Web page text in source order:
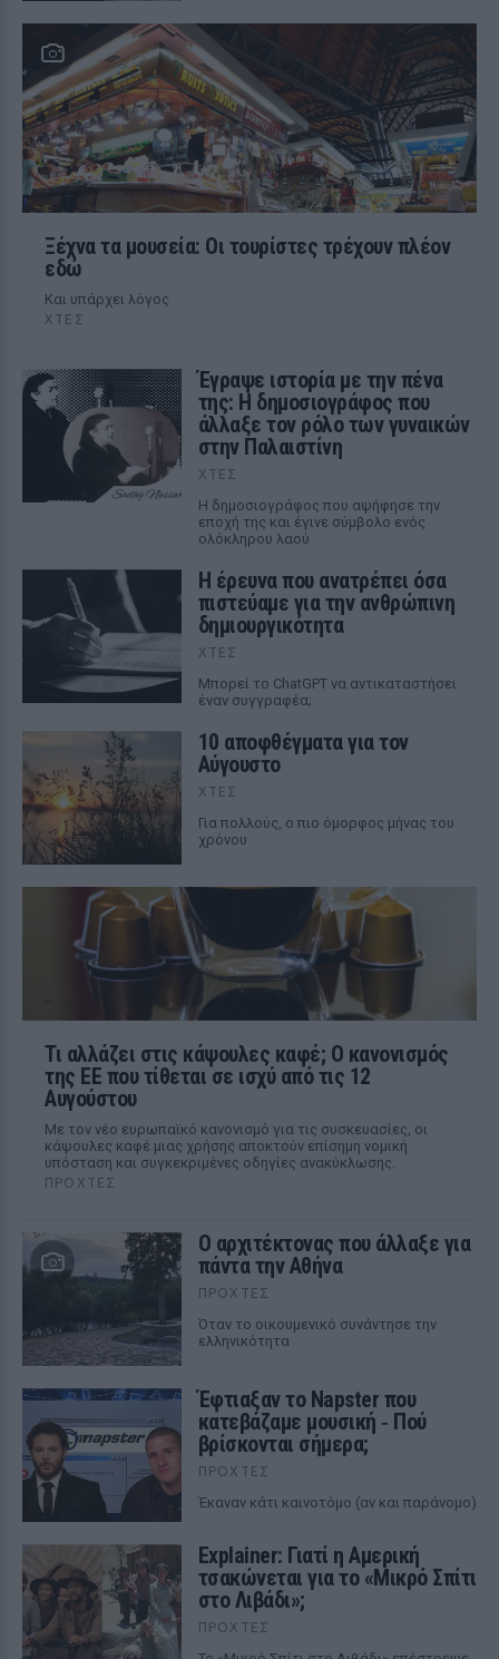
Ξέχνα τα μουσεία: Οι τουρίστες τρέχουν πλέον
εδώ
Και υπάρχει λόγος
ΧΤΕΣ
Έγραψε ιστορία με την πένα
της: Η δημοσιογράφος που
άλλαξε τον ρόλο των γυναικών
στην Παλαιστίνη
ΧΤΕΣ
Η δημοσιογράφος που αψήφησε την
εποχή της και έγινε σύμβολο ενός
ολόκληρου λαού
Η έρευνα που ανατρέπει όσα
πιστεύαμε για την ανθρώπινη
δημιουργικότητα
ΧΤΕΣ
Mπορεί το ChatGPT να αντικαταστήσει
έναν συγγραφέα;
10 αποφθέγματα για τον
Αύγουστο
ΧΤΕΣ
Για πολλούς, ο πιο όμορφος μήνας του
χρόνου
Τι αλλάζει στις κάψουλες καφέ; Ο κανονισμός
της ΕΕ που τίθεται σε ισχύ από τις 12
Αυγούστου
Με τον νέο ευρωπαϊκό κανονισμό για τις συσκευασίες, οι
κάψουλες καφέ μιας χρήσης αποκτούν επίσημη νομική
υπόσταση και συγκεκριμένες οδηγίες ανακύκλωσης.
ΠΡΟΧΤΈΣ
Ο αρχιτέκτονας που άλλαξε για
πάντα την Αθήνα
ΠΡΟΧΤΈΣ
Όταν το οικουμενικό συνάντησε την
ελληνικότητα
Έφτιαξαν το Napster που
κατεβάζαμε μουσική ‑ Πού
βρίσκονται σήμερα;
ΠΡΟΧΤΈΣ
Έκαναν κάτι καινοτόμο (αν και παράνομο)
Explainer: Γιατί η Αμερική
τσακώνεται για το «Μικρό Σπίτι
στο Λιβάδι»;
ΠΡΟΧΤΈΣ